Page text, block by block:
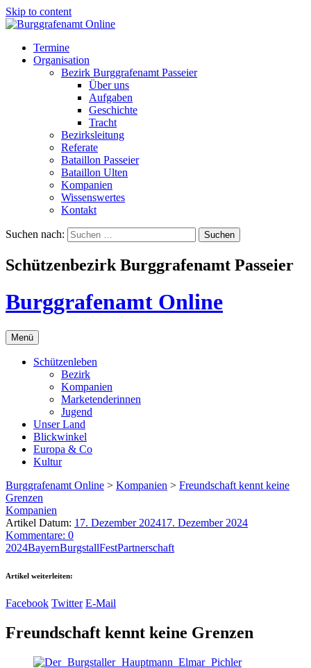
Skip to content
Termine
Organisation
Bezirk Burggrafenamt Passeier
Über uns
Aufgaben
Geschichte
Tracht
Bezirksleitung
Referate
Bataillon Passeier
Bataillon Ulten
Kompanien
Wissenswertes
Kontakt
Suchen nach:
Schützenbezirk Burggrafenamt Passeier
Burggrafenamt Online
Menü
Schützenleben
Bezirk
Kompanien
Marketenderinnen
Jugend
Unser Land
Blickwinkel
Europa & Co
Kultur
Burggrafenamt Online > Kompanien > Freundschaft kennt keine
Grenzen
Kompanien
Artikel Datum: 17. Dezember 202417. Dezember 2024
Kommentare: 0
2024BayernBurgstallFestPartnerschaft
Artikel weiterleiten:
Facebook Twitter E-Mail
Freundschaft kennt keine Grenzen